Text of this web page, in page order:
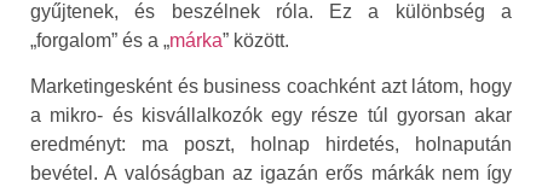
gyűjtenek, és beszélnek róla. Ez a különbség a
„forgalom” és a „márka” között.
Marketingesként és business coachként azt látom, hogy
a mikro- és kisvállalkozók egy része túl gyorsan akar
eredményt: ma poszt, holnap hirdetés, holnapután
bevétel. A valóságban az igazán erős márkák nem így